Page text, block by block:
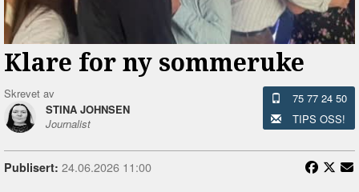
Klare for ny sommeruke
Skrevet av
STINA JOHNSEN
Journalist
75 77 24 50
TIPS OSS!
Publisert: 24.06.2026 11:00